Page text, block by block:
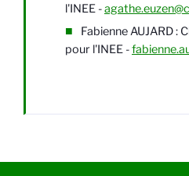
l'INEE -
Fabienne AUJARD :
pour l'INEE -